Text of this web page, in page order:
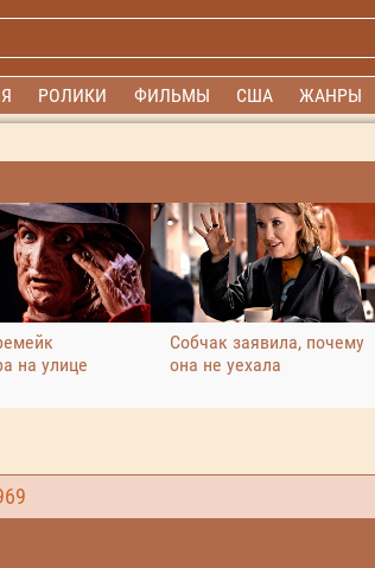
РОЛИКИ ФИЛЬМЫ США ЖАНРЫ
на улице
Собчак заявила, почему
она не уехала